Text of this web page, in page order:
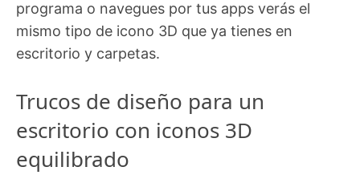
programa o navegues por tus apps verás el
mismo tipo de icono 3D que ya tienes en
escritorio y carpetas.
Trucos de diseño para un
escritorio con iconos 3D
equilibrado